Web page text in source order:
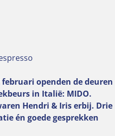
openden de deuren
in Italië: MIDO.
Hendri & Iris erbij. Drie
én goede gesprekken